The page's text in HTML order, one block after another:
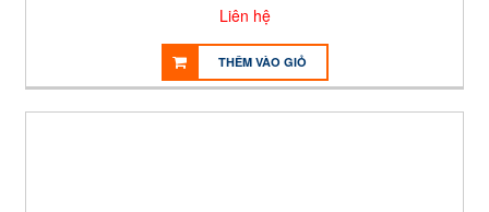
Liên hệ
THÊM VÀO GIỎ